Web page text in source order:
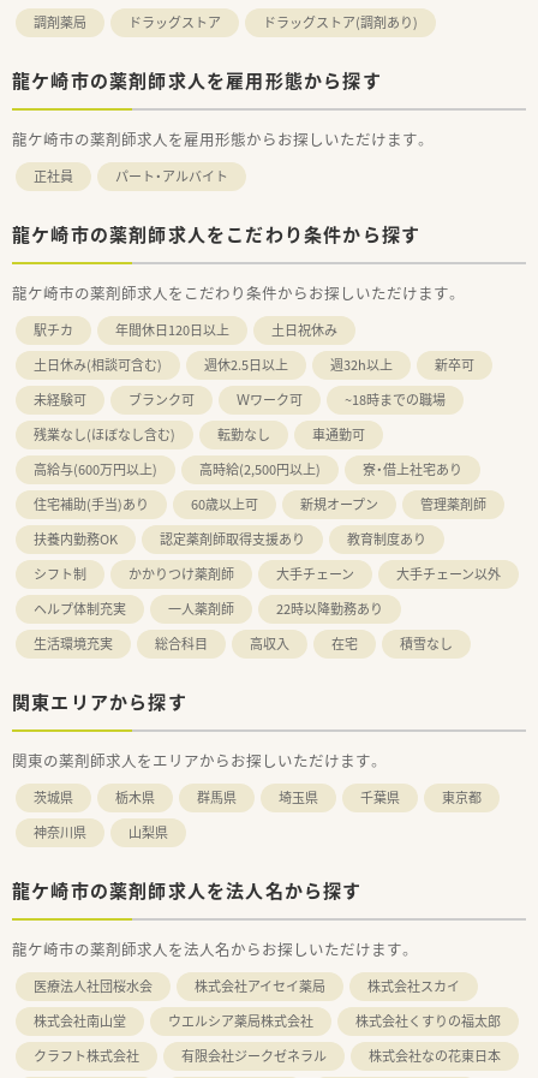
調剤薬局 ドラッグストア ドラッグストア(調剤あり)
龍ケ崎市の薬剤師求人を雇用形態から探す
龍ケ崎市の薬剤師求人を雇用形態からお探しいただけます。
正社員 パート・アルバイト
龍ケ崎市の薬剤師求人をこだわり条件から探す
龍ケ崎市の薬剤師求人をこだわり条件からお探しいただけます。
駅チカ 年間休日120日以上
土日祝休み
土日休み(相談可含む)
週休2.5日以上 週32h以上
新卒可
未経験可
ブランク可 Ｗワーク可
~18時までの職場
残業なし(ほぼなし含む)
転勤なし
車通勤可
高給与(600万円以上)
高時給(2,500円以上)
寮・借上社宅あり
住宅補助(手当)あり
60歳以上可 新規オープン
管理薬剤師
扶養内勤務OK
認定薬剤師取得支援あり
教育制度あり
シフト制
かかりつけ薬剤師 大手チェーン
大手チェーン以外
ヘルプ体制充実
一人薬剤師
22時以降勤務あり
生活環境充実
総合科目 高収入 在宅 積雪なし
関東エリアから探す
関東の薬剤師求人をエリアからお探しいただけます。
茨城県 栃木県 群馬県 埼玉県 千葉県
東京都
神奈川県
山梨県
龍ケ崎市の薬剤師求人を法人名から探す
龍ケ崎市の薬剤師求人を法人名からお探しいただけます。
医療法人社団桜水会 株式会社アイセイ薬局
株式会社スカイ
株式会社南山堂
ウエルシア薬局株式会社
株式会社くすりの福太郎
クラフト株式会社
有限会社ジークゼネラル
株式会社なの花東日本